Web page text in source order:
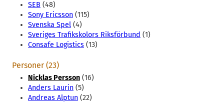
SEB (48)
Sony Ericsson (115)
Svenska Spel (4)
Sveriges Trafikskolors Riksförbund (1)
Consafe Logistics (13)
Personer (23)
Nicklas Persson (16)
Anders Laurin (5)
Andreas Alptun (22)